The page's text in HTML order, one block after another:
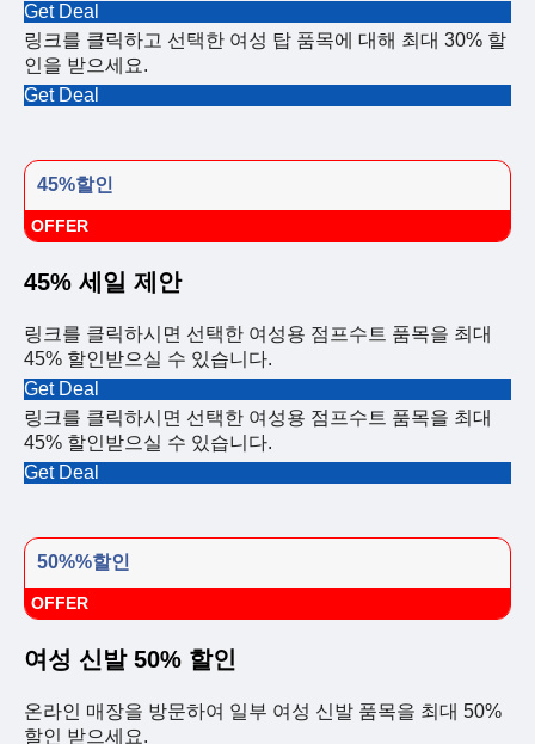
Get Deal
링크를 클릭하고 선택한 여성 탑 품목에 대해 최대 30% 할
인을 받으세요.
Get Deal
45%할인
OFFER
45% 세일 제안
링크를 클릭하시면 선택한 여성용 점프수트 품목을 최대
45% 할인받으실 수 있습니다.
Get Deal
링크를 클릭하시면 선택한 여성용 점프수트 품목을 최대
45% 할인받으실 수 있습니다.
Get Deal
50%%할인
OFFER
여성 신발 50% 할인
온라인 매장을 방문하여 일부 여성 신발 품목을 최대 50%
할인 받으세요.